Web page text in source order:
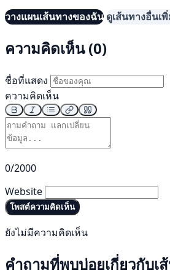
วางแผนเส้นทางของฉัน ดูเส้นทางอื่นเ
ความคิดเห็น (0)
ชื่อที่แสดง
ความคิดเห็น
0/2000
Website
โพสต์ความคิดเห็น
ยังไม่มีความคิดเห็น
คำถามที่พบบ่อยเกี่ยวกับเ